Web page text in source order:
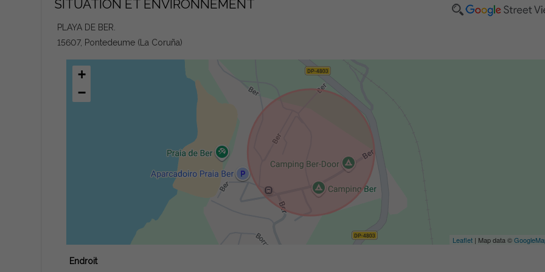
SITUATION ET ENVIRONNEMENT
PLAYA DE BER.
15607, Pontedeume (La Coruña)
+
−
Leaflet | Map data ©
Endroit